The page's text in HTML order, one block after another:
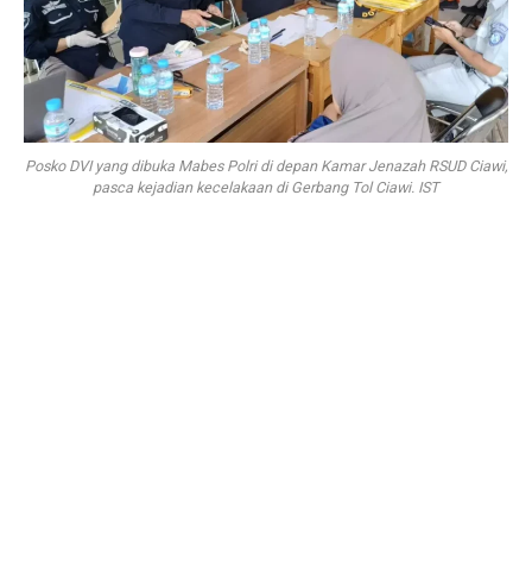
Posko DVI yang dibuka Mabes Polri di depan Kamar Jenazah RSUD Ciawi,
pasca kejadian kecelakaan di Gerbang Tol Ciawi. IST